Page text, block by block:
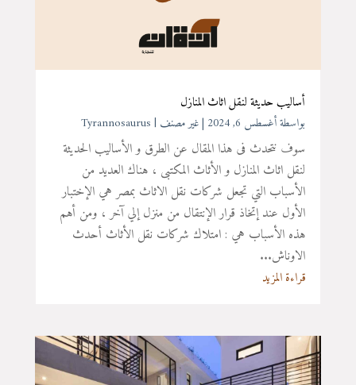
أساليب حديثة لنقل اثاث المنازل
بواسطة ‪ Tyrannosaurus | ‏أغسطس 6, 2024 |غير مصنف
سوف نتحدث فى هذا المقال عن الطرق و الأساليب الحديثة
لنقل اثاث المنازل و الأثاث المكتبى ، هناك العديد من
الأسباب التي تجعل شركات نقل الاثاث بمصر هي الإختبار
الأول عند إتخاذ قرار الإنتقال من منزل إلي آخر ، ومن أهم
هذه الأسباب هي : امتلاك شركات نقل الأثاث أحدث
الاوناش...
قراءة المزيد